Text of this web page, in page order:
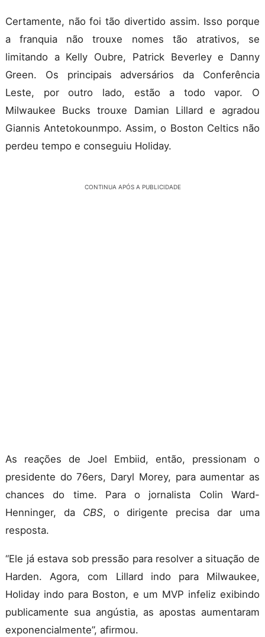
Certamente, não foi tão divertido assim. Isso porque
a franquia não trouxe nomes tão atrativos, se
limitando a Kelly Oubre, Patrick Beverley e Danny
Green. Os principais adversários da Conferência
Leste, por outro lado, estão a todo vapor. O
Milwaukee Bucks trouxe Damian Lillard e agradou
Giannis Antetokounmpo. Assim, o Boston Celtics não
perdeu tempo e conseguiu Holiday.
CONTINUA APÓS A PUBLICIDADE
As reações de Joel Embiid, então, pressionam o
presidente do 76ers, Daryl Morey, para aumentar as
chances do time. Para o jornalista Colin Ward-
Henninger, da CBS, o dirigente precisa dar uma
resposta.
“Ele já estava sob pressão para resolver a situação de
Harden. Agora, com Lillard indo para Milwaukee,
Holiday indo para Boston, e um MVP infeliz exibindo
publicamente sua angústia, as apostas aumentaram
exponencialmente”, afirmou.